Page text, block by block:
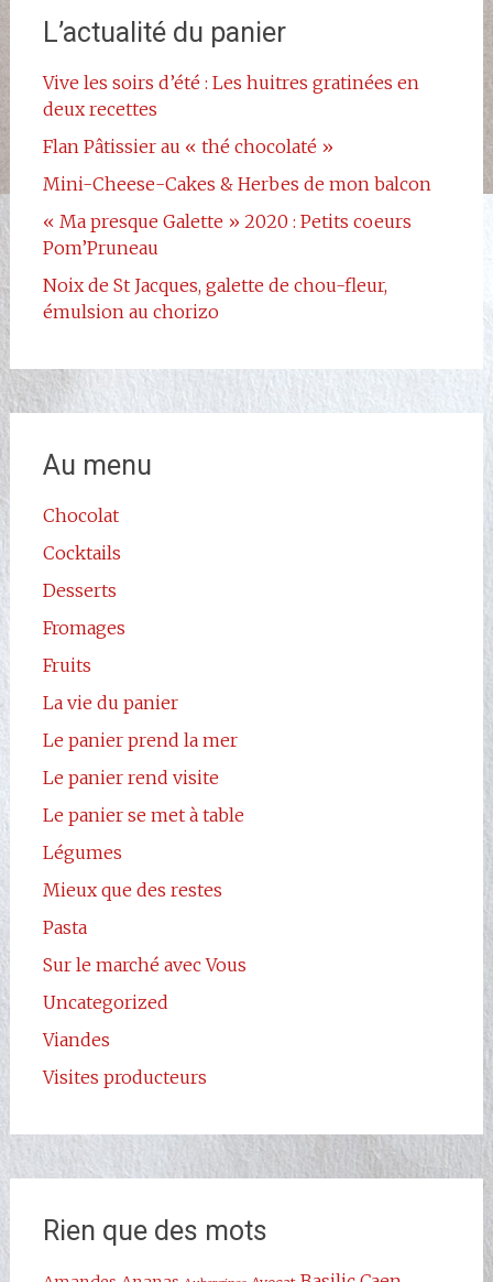
L’actualité du panier
Vive les soirs d’été : Les huitres gratinées en
deux recettes
Flan Pâtissier au « thé chocolaté »
Mini-Cheese-Cakes & Herbes de mon balcon
« Ma presque Galette » 2020 : Petits coeurs
Pom’Pruneau
Noix de St Jacques, galette de chou-fleur,
émulsion au chorizo
Au menu
Chocolat
Cocktails
Desserts
Fromages
Fruits
La vie du panier
Le panier prend la mer
Le panier rend visite
Le panier se met à table
Légumes
Mieux que des restes
Pasta
Sur le marché avec Vous
Uncategorized
Viandes
Visites producteurs
Rien que des mots